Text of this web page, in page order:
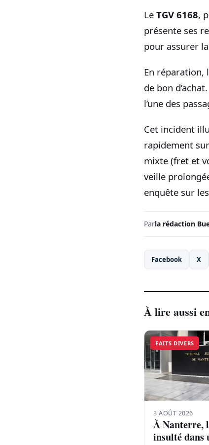
Le TGV 6168,
présente ses
pour assurer
En réparation,
de bon
l’une des
Cet incident
rapidement
mixte (fret et
veille
enquête sur
Parla rédaction
Facebook X
À lire aussi
FAITS DIVERS
3 AOÛT 2026
À Nanterre,
insulté dans